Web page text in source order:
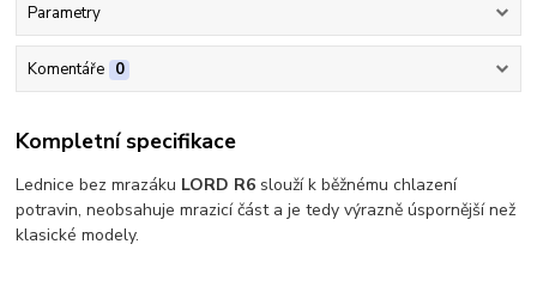
Parametry
Komentáře 0
Kompletní specifikace
Lednice bez mrazáku LORD R6 slouží k běžnému chlazení
potravin, neobsahuje mrazicí část a je tedy výrazně úspornější než
klasické modely.